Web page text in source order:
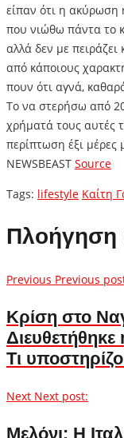
είπαν ότι η ακύρωση
που νιώθω πάντα το
αλλά δεν με
από κάποιους
πουν ότι αγνά,
Το να στερήσω από
χρήματά τους αυτές
περίπτωση έξι
NEWSBEAST Source
Tags: lifestyle Καίτη
Πλοήγηση
Previous Previous
Κρίση στο
Τι
Next Next post:
Μελόνι: Η